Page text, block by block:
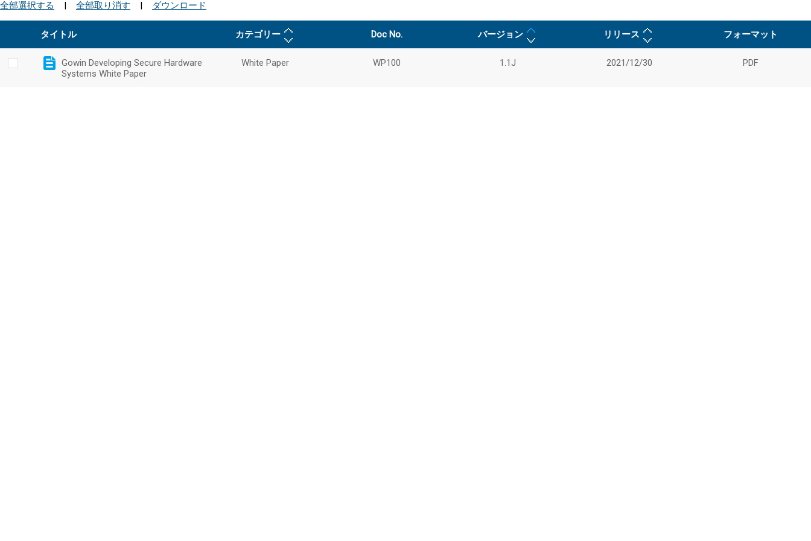
全部選択する | 全部取り消す | ダウンロード
タイトル カテゴリー Doc No. バージョン リリース フォーマット
Gowin Developing Secure Hardware
Systems White Paper
White Paper WP100 1.1J 2021/12/30 PDF